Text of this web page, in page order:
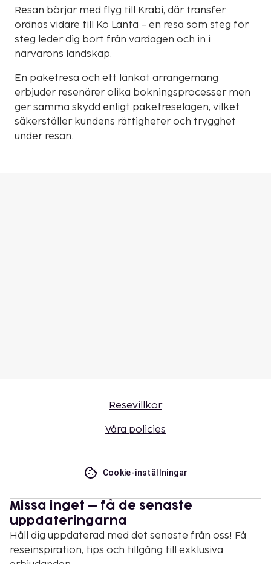
Resan börjar med flyg till Krabi, där transfer
ordnas vidare till Ko Lanta – en resa som steg för
steg leder dig bort från vardagen och in i
närvarons landskap.
En paketresa och ett länkat arrangemang
erbjuder resenärer olika bokningsprocesser men
ger samma skydd enligt paketreselagen, vilket
säkerställer kundens rättigheter och trygghet
under resan.
Resevillkor
Våra policies
Cookie-inställningar
Missa inget – få de senaste
uppdateringarna
Håll dig uppdaterad med det senaste från oss! Få
reseinspiration, tips och tillgång till exklusiva